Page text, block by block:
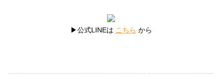
▶公式LINEは こちら から